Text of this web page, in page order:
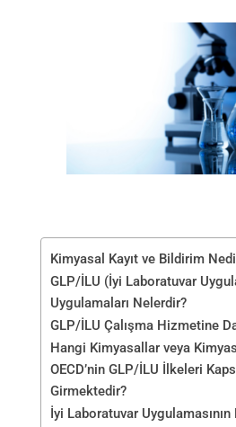
Kimyasal Kayıt ve Bildirim
GLP/İLU (İyi Laboratuvar
Uygulamaları Nelerdir?
GLP/İLU Çalışma Hizmetine
Hangi Kimyasallar veya
OECD’nin GLP/İLU İlkeleri
Girmektedir?
İyi Laboratuvar Uygulamasının